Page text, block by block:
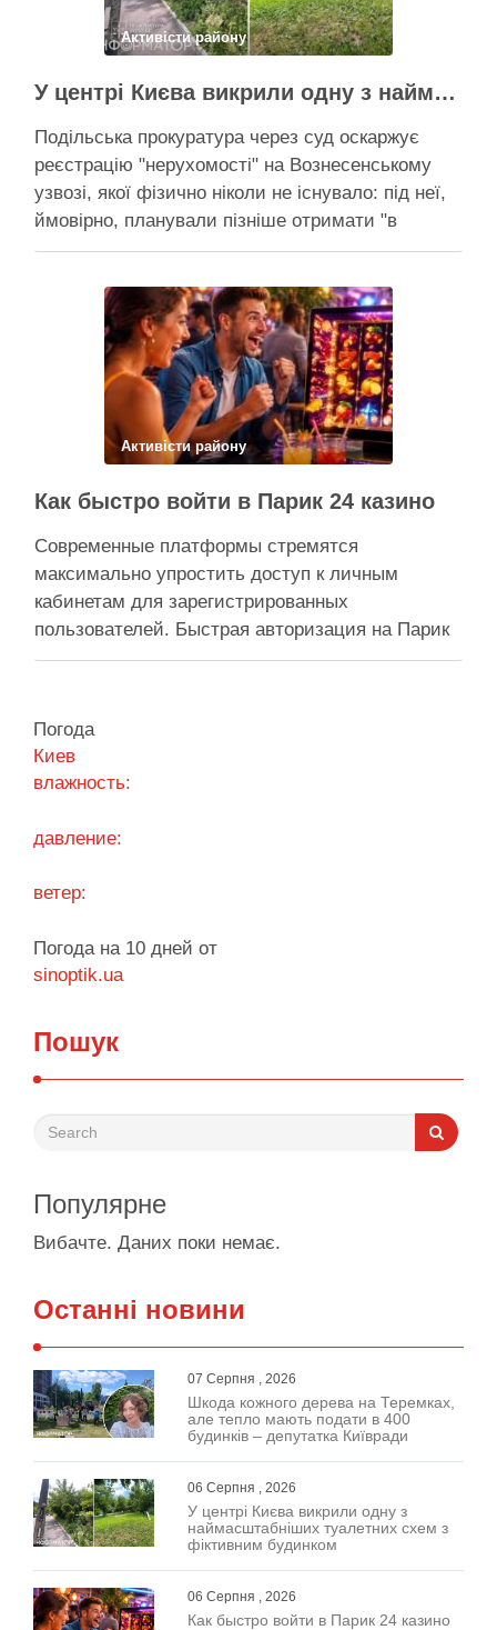
Поділитися у соцмережах:
Активісти району
У центрі Києва викрили одну з наймасштабніших туалетних схем з фіктивним будинком
Подільська прокуратура через суд оскаржує
реєстрацію "нерухомості" на Вознесенському
узвозі, якої фізично ніколи не існувало: під неї,
ймовірно, планували пізніше отримати "в
обслуговування" земельну ділянку Прокуратура
за допомогою якої ділки, ймовірно, планували
забудувати зелені схили Подільська окружна
прокуратура міста Києва подала до суду …
Поділитися у соцмережах:
Активісти району
Как быстро войти в Парик 24 казино
Современные платформы стремятся
максимально упростить доступ к личным
кабинетам для зарегистрированных
пользователей. Быстрая авторизация на Парик
24 казино позволяет клиентам мгновенно
система авторизации надежно защищает
персональные данные, сохраняя высокую
Погода
Киев
влажность:
давление:
ветер:
Погода на 10 дней от
sinoptik.ua
Пошук
Популярне
Вибачте. Даних поки немає.
Останні новини
07 Серпня , 2026
Шкода кожного дерева на Теремках,
але тепло мають подати в 400
будинків – депутатка Київради
06 Серпня , 2026
У центрі Києва викрили одну з
наймасштабніших туалетних схем з
фіктивним будинком
06 Серпня , 2026
Как быстро войти в Парик 24 казино